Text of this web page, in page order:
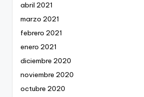
abril 2021
marzo 2021
febrero 2021
enero 2021
diciembre 2020
noviembre 2020
octubre 2020